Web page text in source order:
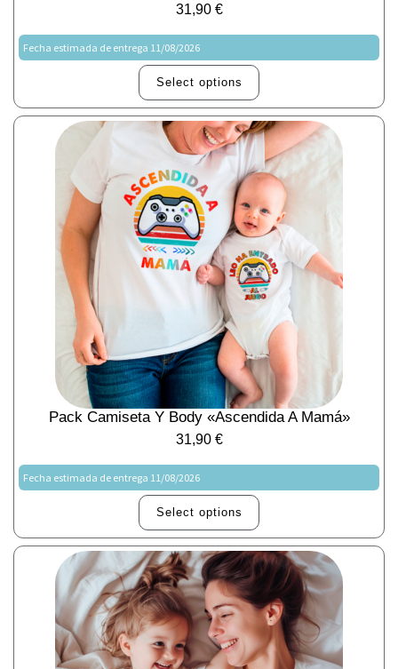
31,90 €
Fecha estimada de entrega 11/08/2026
Select options
Pack Camiseta Y Body «Ascendida A Mamá»
31,90 €
Fecha estimada de entrega 11/08/2026
Select options